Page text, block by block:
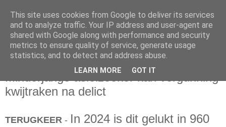
vrijdag 17 januari 2025
Minderjarige asielzoeker kan vergunning
kwijtraken na delict
TERUGKEER - In 2024 is dit gelukt in 960
This site uses cookies from Google to deliver its services
and to analyze traffic. Your IP address and user-agent are
shared with Google along with performance and security
metrics to ensure quality of service, generate usage
statistics, and to detect and address abuse.
LEARN MORE GOT IT